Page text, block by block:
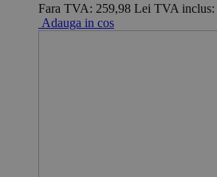
Fara TVA: 259,98 Lei TVA inclus:
Adauga in cos